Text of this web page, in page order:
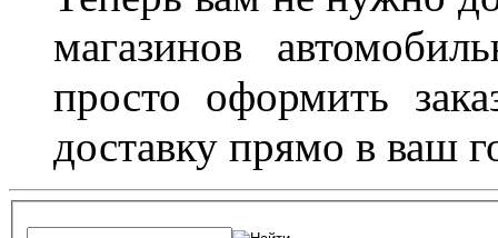
магазинов
просто оформить
доставку прямо в ваш